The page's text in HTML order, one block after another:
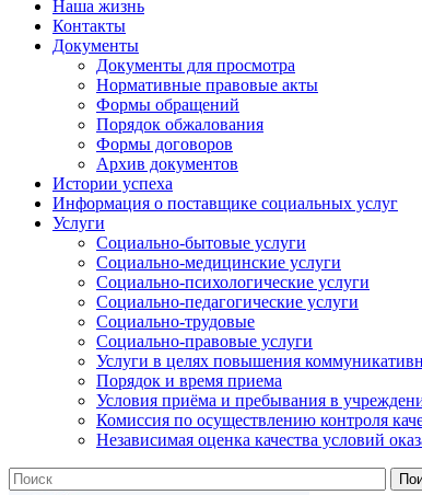
Наша жизнь
Контакты
Документы
Документы для просмотра
Нормативные правовые акты
Формы обращений
Порядок обжалования
Формы договоров
Архив документов
Истории успеха
Информация о поставщике социальных услуг
Услуги
Социально-бытовые услуги
Социально-медицинские услуги
Социально-психологические услуги
Социально-педагогические услуги
Социально-трудовые
Социально-правовые услуги
Услуги в целях повышения
Порядок и время приема
Условия приёма и пребывания в
Комиссия по осуществлению контроля
Независимая оценка качества условий